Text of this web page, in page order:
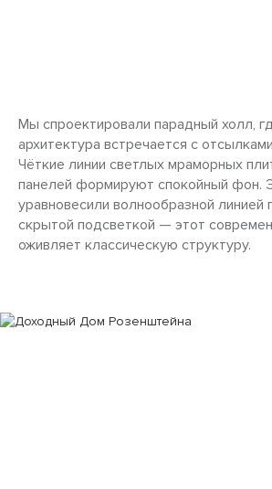
Мы спроектировали парадный холл,
архитектура встречается с
Чёткие линии светлых мраморных
панелей формируют спокойный фон.
уравновесили волнообразной линией
скрытой подсветкой — этот
оживляет классическую структуру.